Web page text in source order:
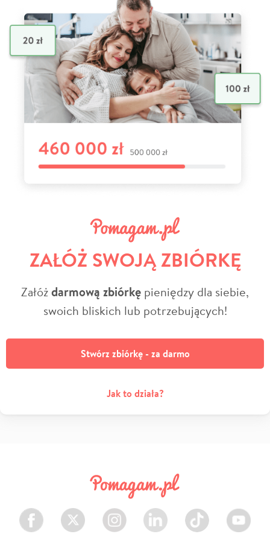
ZAŁÓŻ SWOJĄ ZBIÓRKĘ
Załóżdarmową zbiórkę pieniędzy dla siebie,
swoich bliskich lub potrzebujących!
Stwórz zbiórkę - za darmo
Jak to działa?
Facebook Twitter Instagram LinkedIn TikTok Youtube